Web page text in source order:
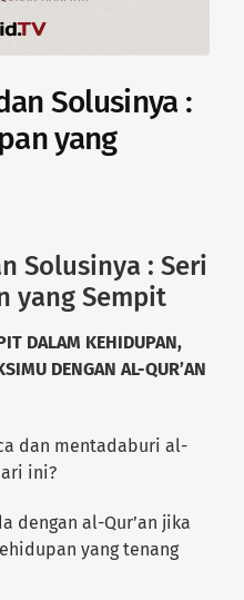
Solusinya :
yang
Solusinya : Seri
yang Sempit
DALAM KEHIDUPAN,
DENGAN AL-QUR’AN
dan mentadaburi al-
ini?
dengan al-Qur’an jika
yang tenang